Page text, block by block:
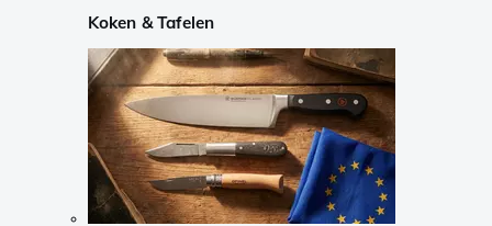
Koken & Tafelen